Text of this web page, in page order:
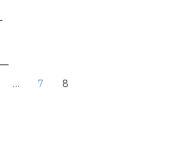
… 7 8